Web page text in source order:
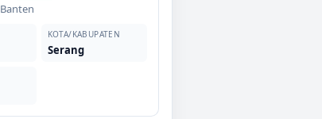
Banten
KOTA/KABUPATEN
Serang